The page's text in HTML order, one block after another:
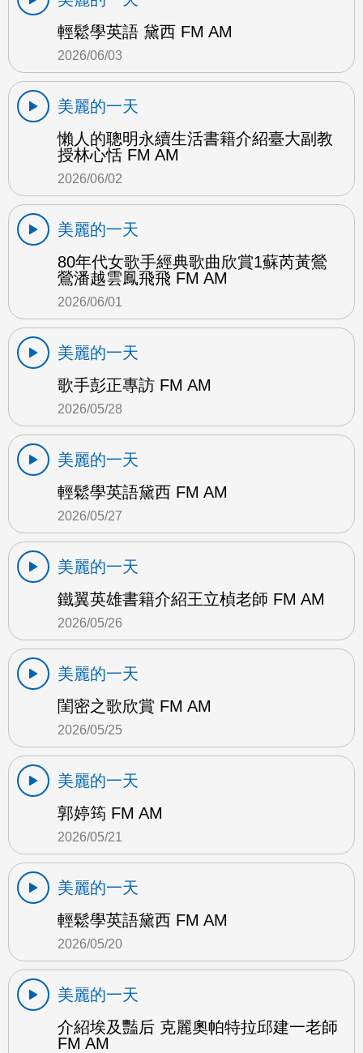
輕鬆學英語 黛西 FM AM
2026/06/03
美麗的一天
懶人的聰明永續生活書籍介紹臺大副教
授林心恬 FM AM
2026/06/02
美麗的一天
80年代女歌手經典歌曲欣賞1蘇芮黃鶯
鶯潘越雲鳳飛飛 FM AM
2026/06/01
美麗的一天
歌手彭正專訪 FM AM
2026/05/28
美麗的一天
輕鬆學英語黛西 FM AM
2026/05/27
美麗的一天
鐵翼英雄書籍介紹王立楨老師 FM AM
2026/05/26
美麗的一天
閨密之歌欣賞 FM AM
2026/05/25
美麗的一天
郭婷筠 FM AM
2026/05/21
美麗的一天
輕鬆學英語黛西 FM AM
2026/05/20
美麗的一天
介紹埃及豔后 克麗奧帕特拉邱建一老師
FM AM